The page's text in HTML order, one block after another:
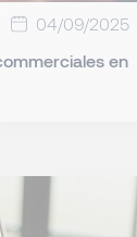
04/09/2025
en